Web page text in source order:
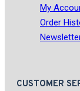
My
Order
CUSTOMER